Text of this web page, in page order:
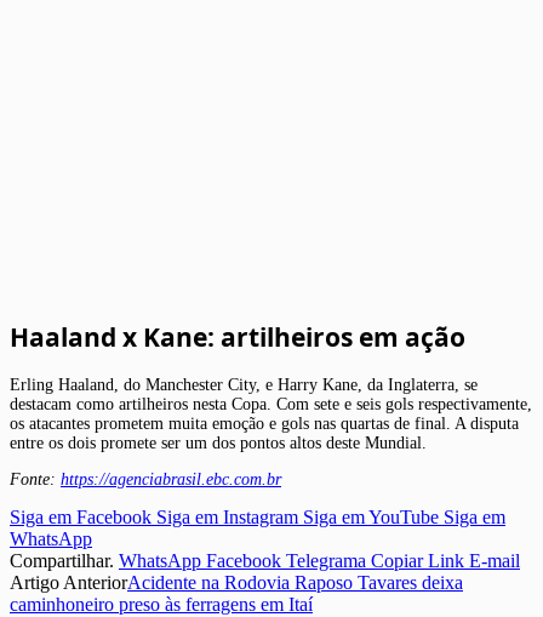
Haaland x Kane: artilheiros em ação
Erling Haaland, do Manchester City, e Harry Kane, da Inglaterra, se
destacam como artilheiros nesta Copa. Com sete e seis gols respectivamente,
os atacantes prometem muita emoção e gols nas quartas de final. A disputa
entre os dois promete ser um dos pontos altos deste Mundial.
Fonte: https://agenciabrasil.ebc.com.br
Siga em Facebook Siga em Instagram Siga em YouTube Siga em
WhatsApp
Compartilhar. WhatsApp Facebook Telegrama Copiar Link E-mail
Artigo AnteriorAcidente na Rodovia Raposo Tavares deixa
caminhoneiro preso às ferragens em Itaí